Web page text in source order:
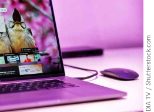
DIA TV / Shutterstock.com